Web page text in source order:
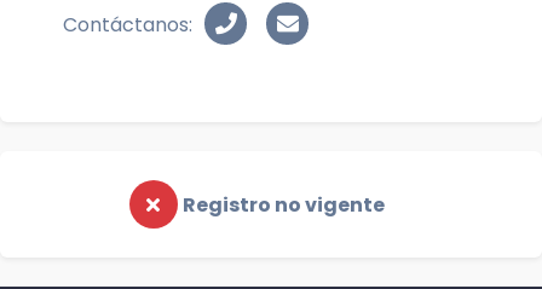
Contáctanos:
Registro no vigente